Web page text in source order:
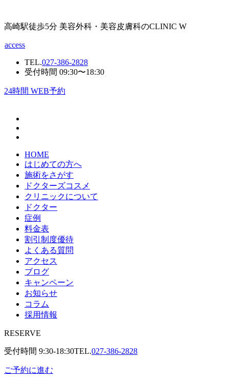
高崎駅徒歩5分 美容外科・美容皮膚科のCLINIC W
access
TEL.027-386-2828
受付時間 09:30〜18:30
24時間 WEB予約
HOME
はじめての方へ
施術をさがす
ドクターズコスメ
クリニックについて
ドクター
症例
料金表
割引制度優待
よくある質問
アクセス
ブログ
キャンペーン
お知らせ
コラム
採用情報
RESERVE
受付時間 9:30-18:30TEL.027-386-2828
ご予約に進む